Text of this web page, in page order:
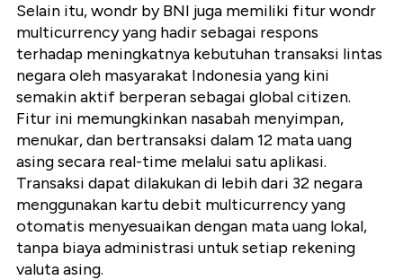
Selain itu, wondr by BNI juga memiliki fitur wondr
multicurrency yang hadir sebagai respons
terhadap meningkatnya kebutuhan transaksi lintas
negara oleh masyarakat Indonesia yang kini
semakin aktif berperan sebagai global citizen.
Fitur ini memungkinkan nasabah menyimpan,
menukar, dan bertransaksi dalam 12 mata uang
asing secara real-time melalui satu aplikasi.
Transaksi dapat dilakukan di lebih dari 32 negara
menggunakan kartu debit multicurrency yang
otomatis menyesuaikan dengan mata uang lokal,
tanpa biaya administrasi untuk setiap rekening
valuta asing.